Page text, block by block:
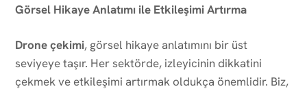
Görsel Hikaye Anlatımı ile Etkileşimi Artırma
Drone çekimi, görsel hikaye anlatımını bir üst
seviyeye taşır. Her sektörde, izleyicinin dikkatini
çekmek ve etkileşimi artırmak oldukça önemlidir. Biz,